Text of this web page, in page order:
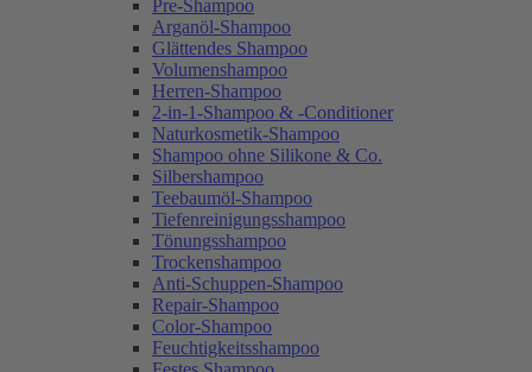
Pre-Shampoo
Arganöl-Shampoo
Glättendes Shampoo
Volumenshampoo
Herren-Shampoo
2-in-1-Shampoo & -Conditioner
Naturkosmetik-Shampoo
Shampoo ohne Silikone & Co.
Silbershampoo
Teebaumöl-Shampoo
Tiefenreinigungsshampoo
Tönungsshampoo
Trockenshampoo
Anti-Schuppen-Shampoo
Repair-Shampoo
Color-Shampoo
Feuchtigkeitsshampoo